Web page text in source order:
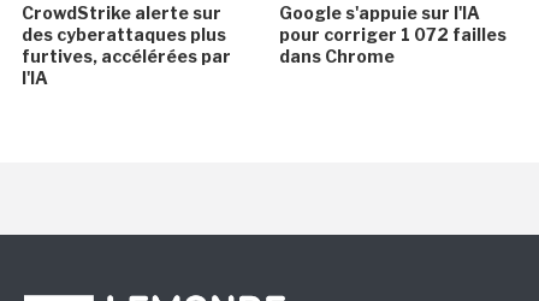
CrowdStrike alerte sur
des cyberattaques plus
furtives, accélérées par
l'IA
Google s'appuie sur l'IA
pour corriger 1 072 failles
dans Chrome